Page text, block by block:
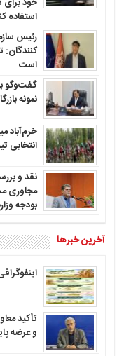
استفاده
رئیس
کنندگان:
است
گفت‌وگو
نمونه
خرم‌آباد
انتخابی
نقد و
مجاوری
بودجه
آخرین خبرها
تأکید
و عرضه